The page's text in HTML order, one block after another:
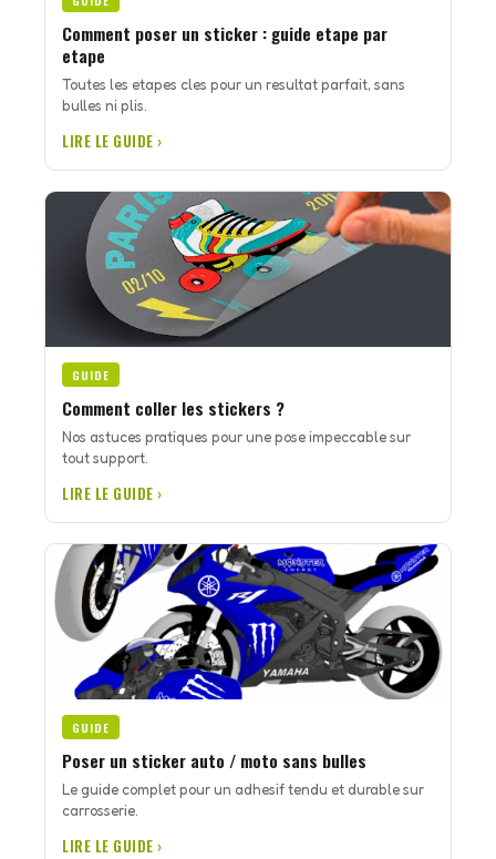
Comment poser un sticker : guide etape par
etape
Toutes les etapes cles pour un resultat parfait, sans
bulles ni plis.
LIRE LE GUIDE ›
GUIDE
Comment coller les stickers ?
Nos astuces pratiques pour une pose impeccable sur
tout support.
LIRE LE GUIDE ›
GUIDE
Poser un sticker auto / moto sans bulles
Le guide complet pour un adhesif tendu et durable sur
carrosserie.
LIRE LE GUIDE ›